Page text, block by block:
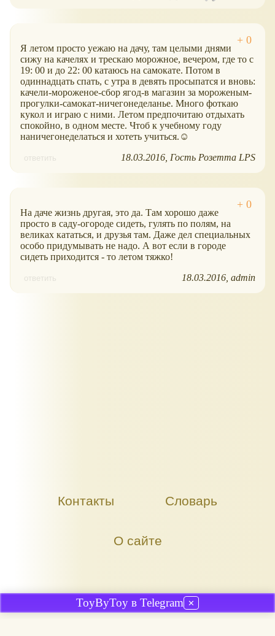
Я летом просто уежаю на дачу, там целыми днями
сижу на качелях и трескаю морожное, вечером, где то с
19: 00 и до 22: 00 катаюсь на самокате. Потом в
одиннадцать спать, с утра в девять просыпатся и вновь:
качели-мороженое-сбор ягод-в магазин за мороженым-
прогулки-самокат-ничегонеделанье. Много фоткаю
кукол и играю с ними. Летом предпочитаю отдыхать
спокойно, в одном месте. Чтоб к учебному году
наничегонеделаться и хотеть учиться.☺
ответить 18.03.2016 Гость Розетта LPS
На даче жизнь другая, это да. Там хорошо даже
просто в саду-огороде сидеть, гулять по полям, на
великах кататься, и друзья там. Даже дел специальных
особо придумывать не надо. А вот если в городе
сидеть приходится - то летом тяжко!
ответить 18.03.2016 admin
Контакты Словарь
О сайте
ToyByToy в Telegram ✕